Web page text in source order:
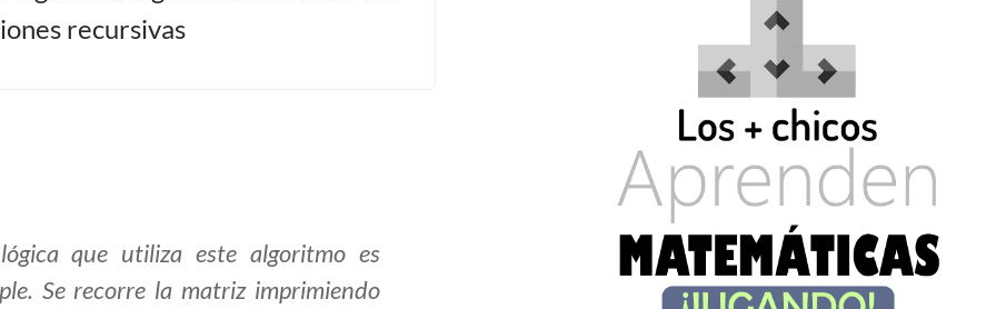
recursivas
que utiliza este algoritmo es
Se recorre la matriz imprimiendo